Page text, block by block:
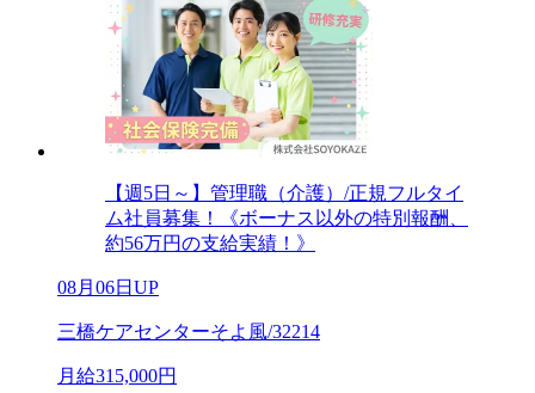
【週5日～】管理職（介護）/正規フルタイ
ム社員募集！《ボーナス以外の特別報酬、
約56万円の支給実績！》
08月06日UP
三橋ケアセンターそよ風/32214
月給315,000円